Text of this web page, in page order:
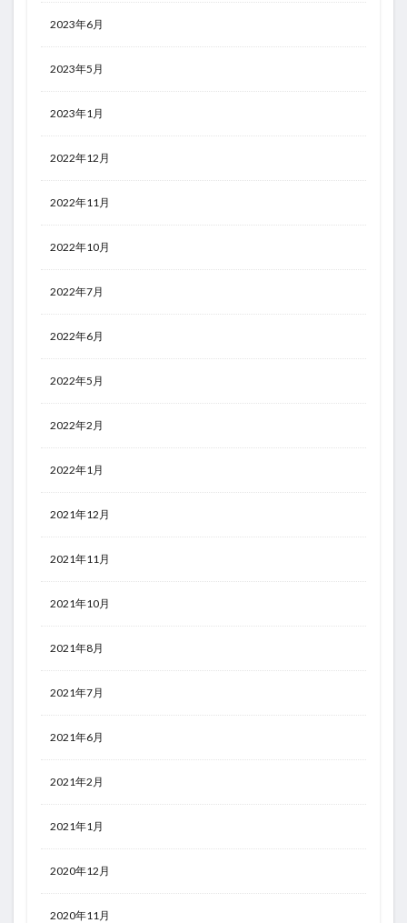
2023年6月
2023年5月
2023年1月
2022年12月
2022年11月
2022年10月
2022年7月
2022年6月
2022年5月
2022年2月
2022年1月
2021年12月
2021年11月
2021年10月
2021年8月
2021年7月
2021年6月
2021年2月
2021年1月
2020年12月
2020年11月